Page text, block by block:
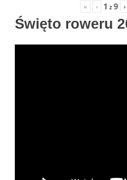
« ‹ 1 z9 ›
Święto roweru